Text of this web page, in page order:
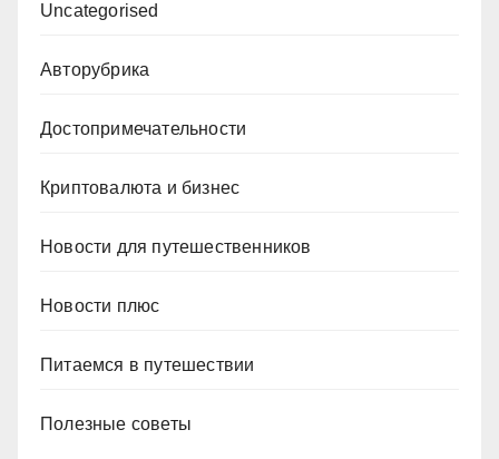
Uncategorised
Авторубрика
Достопримечательности
Криптовалюта и бизнес
Новости для путешественников
Новости плюс
Питаемся в путешествии
Полезные советы